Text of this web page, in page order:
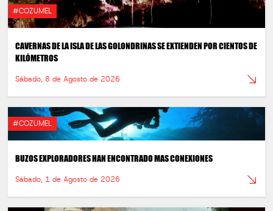
#COZUMEL
CAVERNAS DE LA ISLA DE LAS GOLONDRINAS SE EXTIENDEN POR CIENTOS DE
KILÓMETROS
Sábado, 8 de Agosto de 2026
#COZUMEL
BUZOS EXPLORADORES HAN ENCONTRADO MAS CONEXIONES
Sábado, 1 de Agosto de 2026